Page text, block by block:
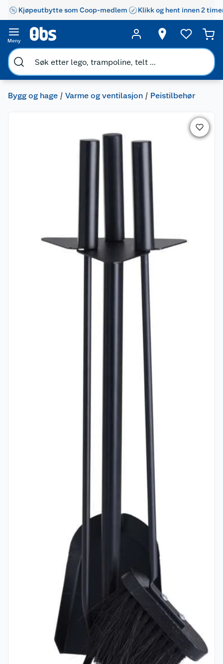
Kjøpeutbytte som Coop-medlem Klikk og hent innen 2
Meny
Bygg og hage Varme og ventilasjon Peistilbehør